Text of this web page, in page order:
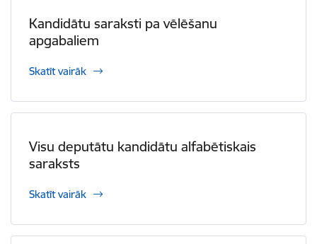
Kandidātu saraksti pa vēlēšanu
apgabaliem
Skatīt vairāk
Visu deputātu kandidātu alfabētiskais
saraksts
Skatīt vairāk